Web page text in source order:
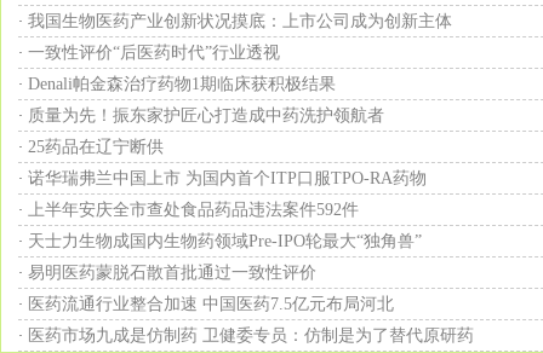
· 我国生物医药产业创新状况摸底：上市公司成为创新主体
· 一致性评价“后医药时代”行业透视
· Denali帕金森治疗药物1期临床获积极结果
· 质量为先！振东家护匠心打造成中药洗护领航者
· 25药品在辽宁断供
· 诺华瑞弗兰中国上市 为国内首个ITP口服TPO-RA药物
· 上半年安庆全市查处食品药品违法案件592件
· 天士力生物成国内生物药领域Pre-IPO轮最大“独角兽”
· 易明医药蒙脱石散首批通过一致性评价
· 医药流通行业整合加速 中国医药7.5亿元布局河北
· 医药市场九成是仿制药 卫健委专员：仿制是为了替代原研药